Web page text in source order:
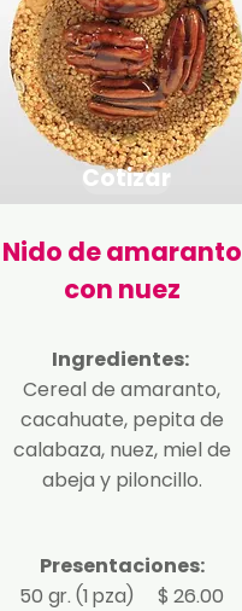
Cotizar
Nido de amaranto
con nuez
Ingredientes:
Cereal de amaranto,
cacahuate, pepita de
calabaza, nuez, miel de
abeja y piloncillo.
Presentaciones:
50 gr. (1 pza) $ 26.00